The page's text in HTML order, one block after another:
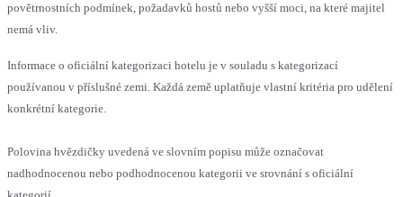
povětrnostních podmínek, požadavků hostů nebo vyšší moci, na které majitel
nemá vliv.
Informace o oficiální kategorizaci hotelu je v souladu s kategorizací
používanou v příslušné zemi. Každá země uplatňuje vlastní kritéria pro udělení
konkrétní kategorie.
Polovina hvězdičky uvedená ve slovním popisu může označovat
nadhodnocenou nebo podhodnocenou kategorii ve srovnání s oficiální